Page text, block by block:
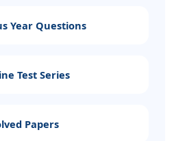
Year Questions
Test Series
Papers